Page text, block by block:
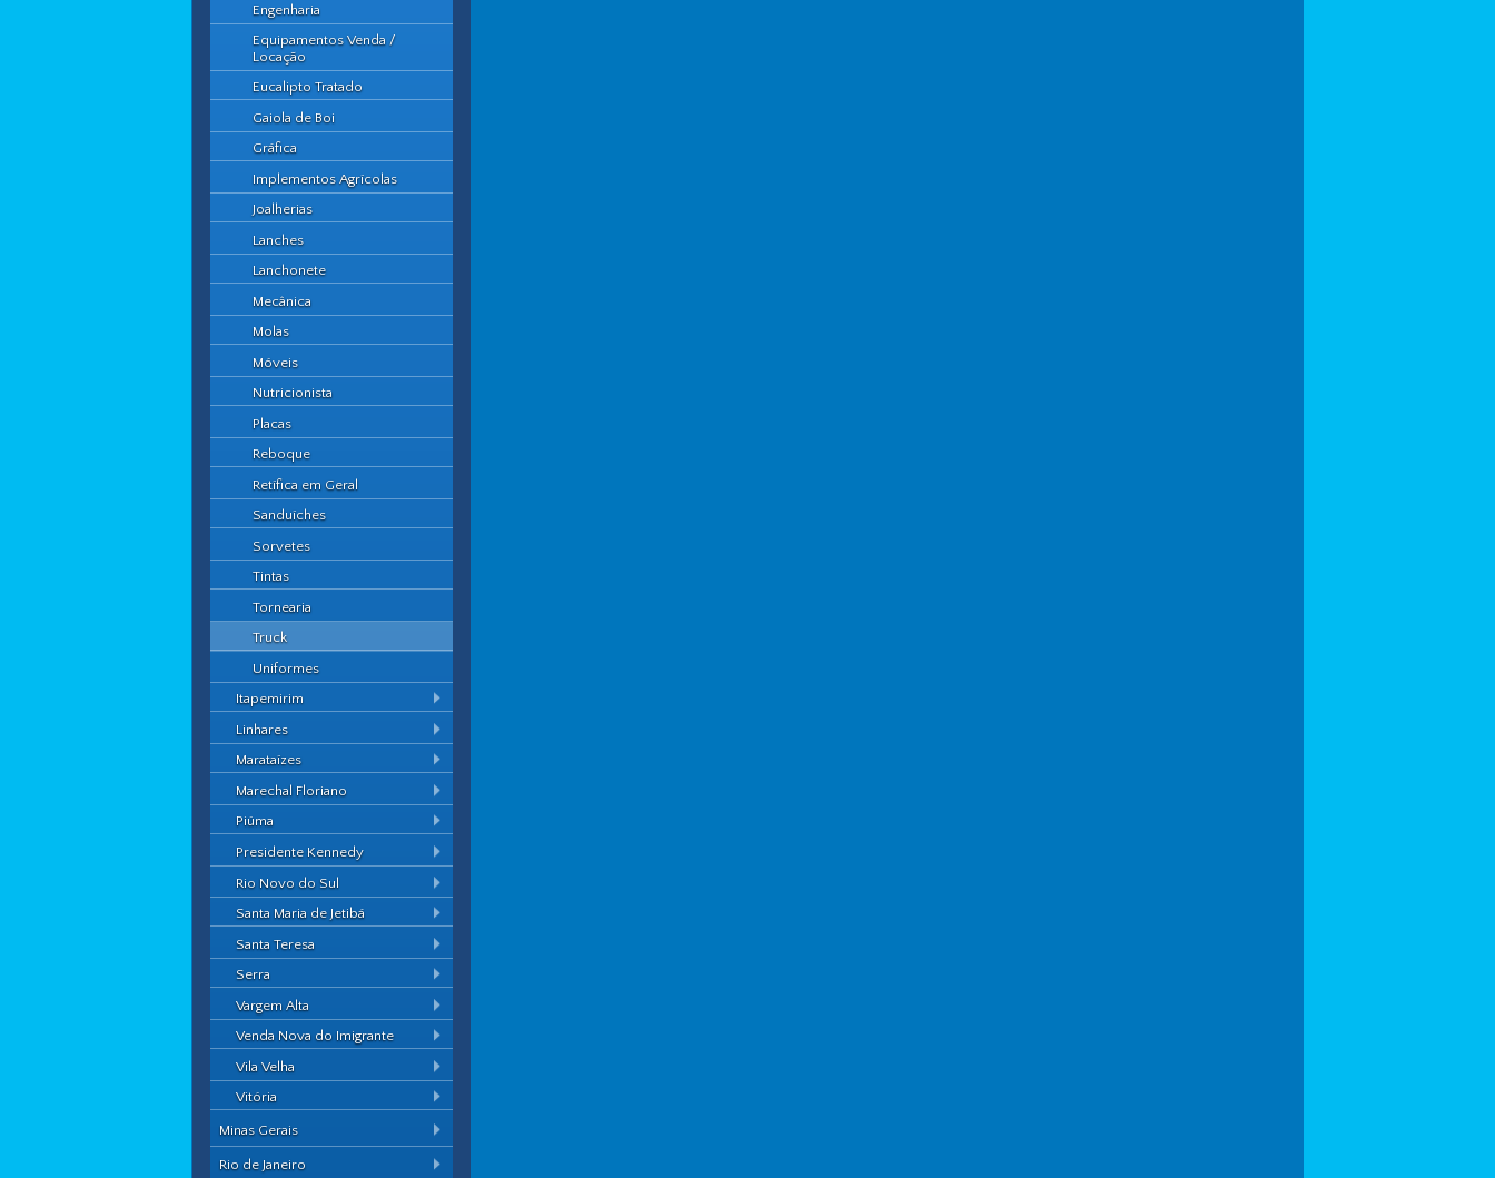
Engenharia
Equipamentos Venda /
Locação
Eucalipto Tratado
Gaiola de Boi
Gráfica
Implementos Agrícolas
Joalherias
Lanches
Lanchonete
Mecânica
Molas
Móveis
Nutricionista
Placas
Reboque
Retífica em Geral
Sanduíches
Sorvetes
Tintas
Tornearia
Truck
Uniformes
Itapemirim
Linhares
Marataízes
Marechal Floriano
Piúma
Presidente Kennedy
Rio Novo do Sul
Santa Maria de Jetibá
Santa Teresa
Serra
Vargem Alta
Venda Nova do Imigrante
Vila Velha
Vitória
Minas Gerais
Rio de Janeiro